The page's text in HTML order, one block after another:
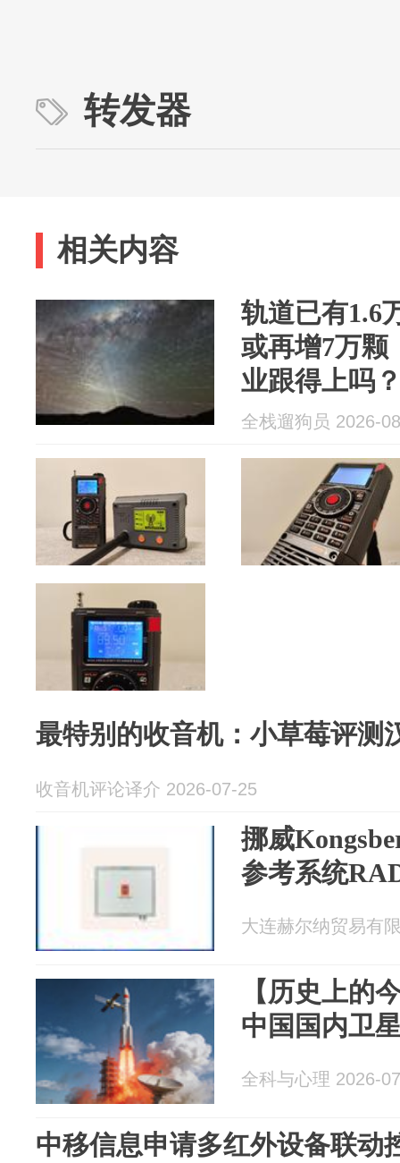
转发器
相关内容
轨道已有1.6
或再增7万
业跟得上吗
全栈遛狗员 2026-
最特别的收音机：小草莓评测
收音机评论译介 2026-07-25
挪威
参考系统
大连赫尔纳贸易有
【历史上的
中国国内卫
全科与心理 2026-
中移信息申请多红外设备联动